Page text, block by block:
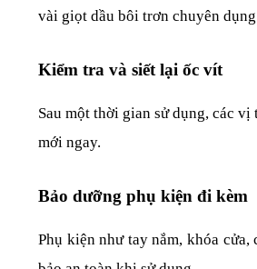
vài giọt dầu bôi trơn chuyên
Kiểm tra và siết lại ốc vít
Sau một thời gian sử dụng, các
mới ngay.
Bảo dưỡng phụ kiện đi kèm
Phụ kiện như tay nắm, khóa